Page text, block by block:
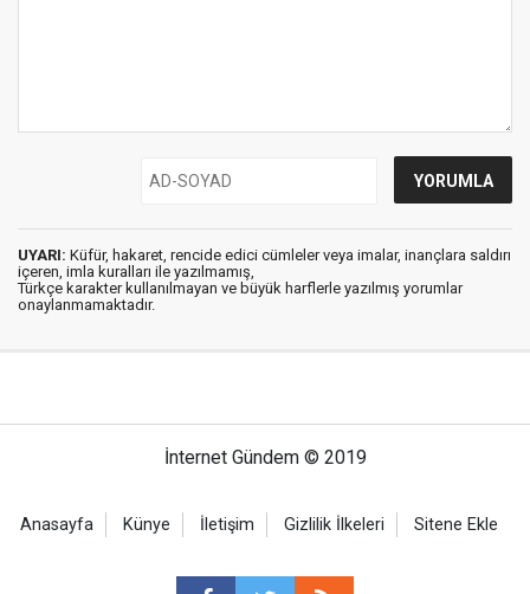
UYARI: Küfür, hakaret, rencide edici cümleler veya imalar, inançlara saldırı
içeren, imla kuralları ile yazılmamış,
Türkçe karakter kullanılmayan ve büyük harflerle yazılmış yorumlar
onaylanmamaktadır.
İnternet Gündem © 2019
Anasayfa Künye İletişim Gizlilik İlkeleri Sitene Ekle